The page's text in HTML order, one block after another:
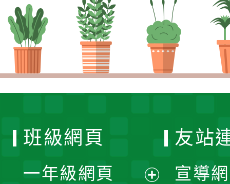
班級網頁
一年級網頁
友站
宣導